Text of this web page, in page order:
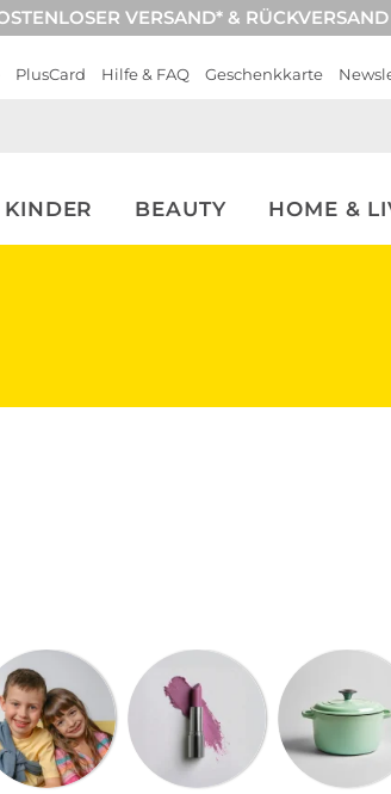
VERSAND* & RÜCKVERSAND
PlusCard Hilfe & FAQ Geschenkkarte
KINDER BEAUTY HOME &